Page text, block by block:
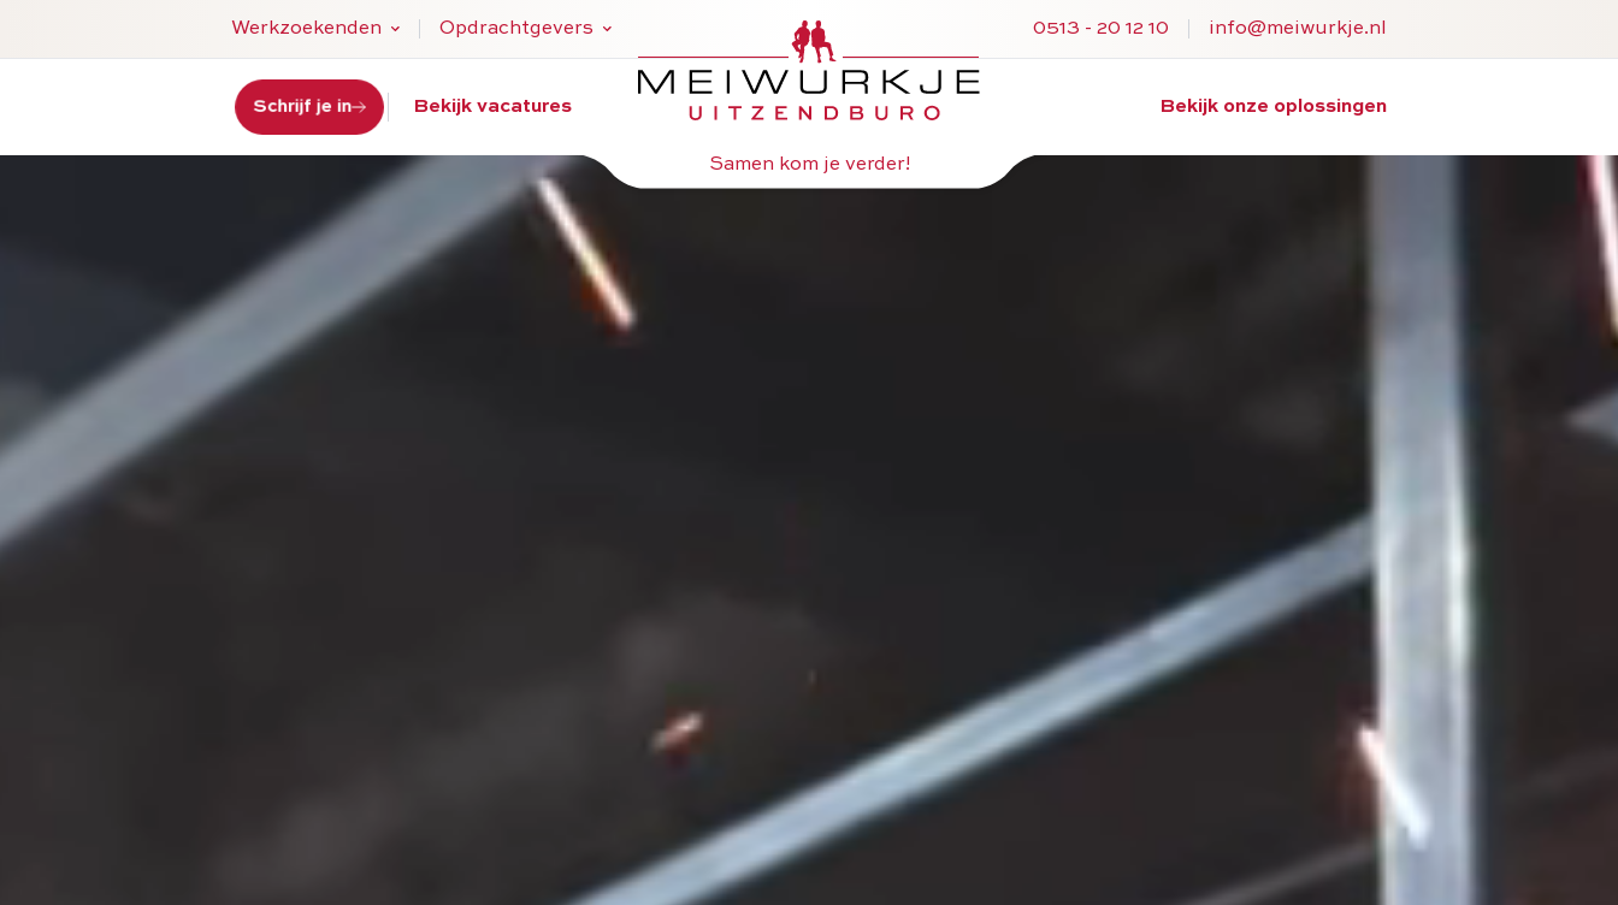
Werkzoekenden
Vacatures
Over ons
Veelgestelde vragen
Scholing
NBBU CAO voor uitzendkrachten
Instructiemap veiligheid
Contact
Opdrachtgevers
Detacheren
Over ons
0513 - 20 12 10 info@meiwurkje.nl
Schrijf je in Bekijk vacatures Bekijk onze oplossingen
Samen kom je verder!